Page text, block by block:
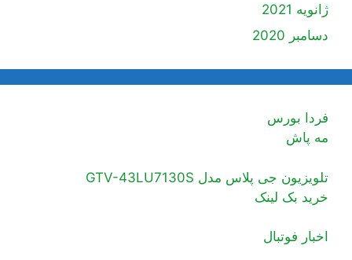
ژانویه 2021
دسامبر 2020
فردا بورس
مه پاش
تلویزیون جی پلاس مدل GTV-43LU7130S
خرید بک لینک
اخبار فوتبال